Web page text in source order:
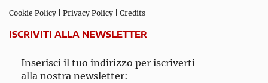
Cookie Policy Privacy Policy Credits
ISCRIVITI ALLA NEWSLETTER
Inserisci il tuo indirizzo per iscriverti
alla nostra newsletter: